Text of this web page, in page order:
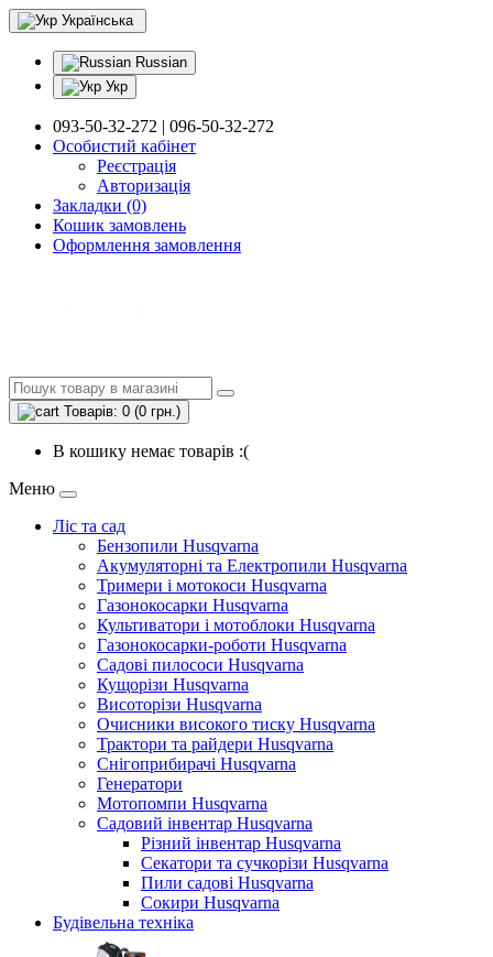
Українська
Russian
Укр
093-50-32-272 | 096-50-32-272
Особистий кабінет
Реєстрація
Авторизація
Закладки (0)
Кошик замовлень
Оформлення замовлення
Товарів: 0 (0 грн.)
В кошику немає товарів :(
Меню
Ліс та сад
Бензопили Husqvarna
Акумуляторні та Електропили Husqvarna
Тримери і мотокоси Husqvarna
Газонокосарки Husqvarna
Культиватори і мотоблоки Husqvarna
Газонокосарки-роботи Husqvarna
Садові пилососи Husqvarna
Кущорізи Husqvarna
Висоторізи Husqvarna
Очисники високого тиску Husqvarna
Трактори та райдери Husqvarna
Снігоприбирачі Husqvarna
Генератори
Мотопомпи Husqvarna
Садовий інвентар Husqvarna
Різний інвентар Husqvarna
Секатори та сучкорізи Husqvarna
Пили садові Husqvarna
Сокири Husqvarna
Будівельна техніка